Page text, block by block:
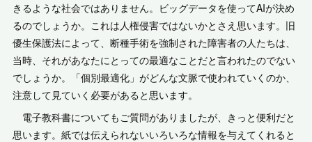
きるような社会ではありません。ビッグデータを使ってAIが決め
るのでしょうか。これは人権侵害ではないかとさえ思います。旧
優生保護法によって、断種手術を強制された障害者の人たちは、
当時、それがあなたにとっての最適なことだと言われたのでない
でしょうか。「個別最適化」がどんな文脈で使われていくのか、
注意して見ていく必要があると思います。
電子教科書についてもご質問がありましたが、きっと便利だと
思います。紙では伝えられないいろいろな情報を与えてくれると